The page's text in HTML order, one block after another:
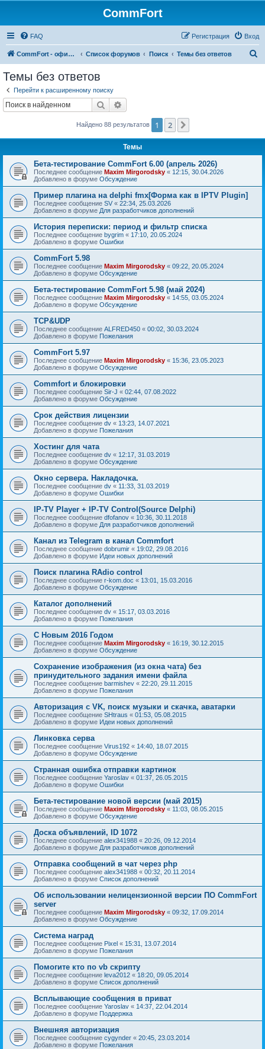
CommFort
FAQ Вход
Регистрация
CommFort - официальный сайт Список форумов Поиск Темы без ответов
Темы без ответов
Перейти к расширенному поиску
Поиск
Найдено 88 результатов 1 2
Темы
Бета-тестирование CommFort 6.00 (апрель 2026)
Последнее сообщение Maxim Mirgorodsky « 12:15, 30.04.2026
Добавлено в форуме Обсуждение
Пример плагина на delphi fmx[Форма как в IPTV Plugin]
Последнее сообщение SV « 22:34, 25.03.2026
Добавлено в форуме Для разработчиков дополнений
История переписки: период и фильтр списка
Последнее сообщение bygrim « 17:10, 20.05.2024
Добавлено в форуме Ошибки
CommFort 5.98
Последнее сообщение Maxim Mirgorodsky « 09:22, 20.05.2024
Добавлено в форуме Обсуждение
Бета-тестирование CommFort 5.98 (май 2024)
Последнее сообщение Maxim Mirgorodsky « 14:55, 03.05.2024
Добавлено в форуме Обсуждение
TCP&UDP
Последнее сообщение ALFRED450 « 00:02, 30.03.2024
Добавлено в форуме Пожелания
CommFort 5.97
Последнее сообщение Maxim Mirgorodsky « 15:36, 23.05.2023
Добавлено в форуме Обсуждение
Сommfort и блокировки
Последнее сообщение Sir-J « 02:44, 07.08.2022
Добавлено в форуме Обсуждение
Срок действия лицензии
Последнее сообщение dv « 13:23, 14.07.2021
Добавлено в форуме Пожелания
Хостинг для чата
Последнее сообщение dv « 12:17, 31.03.2019
Добавлено в форуме Обсуждение
Окно сервера. Накладочка.
Последнее сообщение dv « 11:33, 31.03.2019
Добавлено в форуме Ошибки
IP-TV Player + IP-TV Control(Source Delphi)
Последнее сообщение dfofanov « 10:36, 30.11.2018
Добавлено в форуме Для разработчиков дополнений
Канал из Telegram в канал Commfort
Последнее сообщение dobrumir « 19:02, 29.08.2016
Добавлено в форуме Идеи новых дополнений
Поиск плагина RAdio control
Последнее сообщение r-kom.doc « 13:01, 15.03.2016
Добавлено в форуме Обсуждение
Каталог дополнений
Последнее сообщение dv « 15:17, 03.03.2016
Добавлено в форуме Пожелания
С Новым 2016 Годом
Последнее сообщение Maxim Mirgorodsky « 16:19, 30.12.2015
Добавлено в форуме Обсуждение
Сохранение изображения (из окна чата) без
принудительного задания имени файла
Последнее сообщение barmishev « 22:20, 29.11.2015
Добавлено в форуме Пожелания
Авторизация с VK, поиск музыки и скачка, аватарки
Последнее сообщение SHtraus « 01:53, 05.08.2015
Добавлено в форуме Идеи новых дополнений
Линковка серва
Последнее сообщение Virus192 « 14:40, 18.07.2015
Добавлено в форуме Обсуждение
Странная ошибка отправки картинок
Последнее сообщение Yaroslav « 01:37, 26.05.2015
Добавлено в форуме Ошибки
Бета-тестирование новой версии (май 2015)
Последнее сообщение Maxim Mirgorodsky « 11:03, 08.05.2015
Добавлено в форуме Обсуждение
Доска объявлений, ID 1072
Последнее сообщение alex341988 « 20:26, 09.12.2014
Добавлено в форуме Для разработчиков дополнений
Отправка сообщений в чат через php
Последнее сообщение alex341988 « 00:32, 20.11.2014
Добавлено в форуме Список дополнений
Об использовании нелицензионной версии ПО CommFort
server
Последнее сообщение Maxim Mirgorodsky « 09:32, 17.09.2014
Добавлено в форуме Обсуждение
Система наград
Последнее сообщение Pixel « 15:31, 13.07.2014
Добавлено в форуме Пожелания
Помогите кто по vb скрипту
Последнее сообщение leva2012 « 18:20, 09.05.2014
Добавлено в форуме Список дополнений
Всплывающие сообщения в приват
Последнее сообщение Yaroslav « 14:37, 22.04.2014
Добавлено в форуме Поддержка
Внешняя авторизация
Последнее сообщение cygynder « 20:45, 23.03.2014
Добавлено в форуме Пожелания